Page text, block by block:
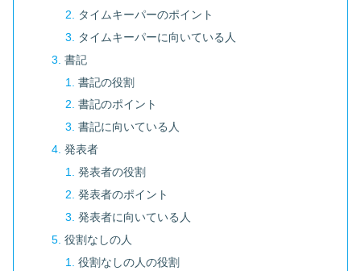
タイムキーパーのポイント
タイムキーパーに向いている人
書記
書記の役割
書記のポイント
書記に向いている人
発表者
発表者の役割
発表者のポイント
発表者に向いている人
役割なしの人
役割なしの人の役割